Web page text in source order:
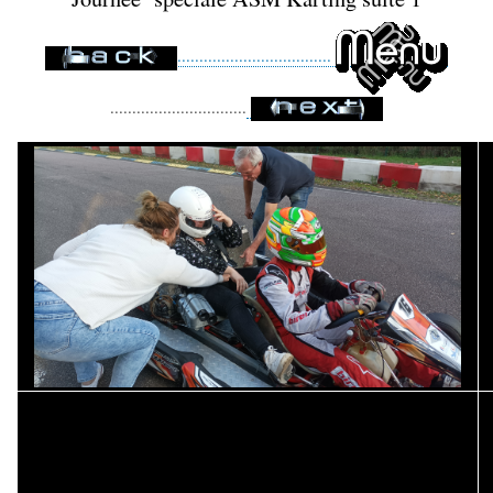
...................................
...............................